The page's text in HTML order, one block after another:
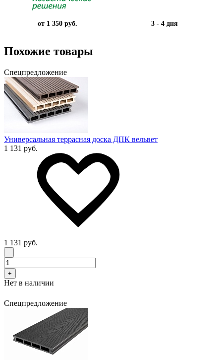
от 1 350 руб. 3 - 4 дня
Похожие товары
Спецпредложение
Универсальная террасная доска ДПК вельвет
1 131 руб.
1 131 руб.
-
+
Нет в наличии
Спецпредложение